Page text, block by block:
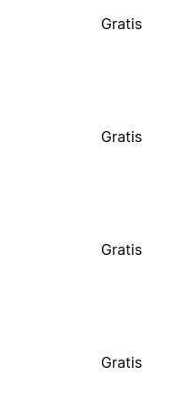
Gratis
Gratis
Gratis
Gratis